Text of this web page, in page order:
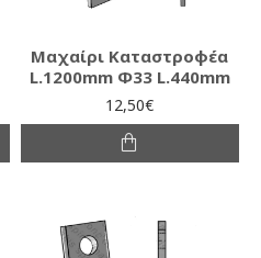
Μαχαίρι Καταστροφέα
L.1200mm Φ33 L.440mm
12,50€